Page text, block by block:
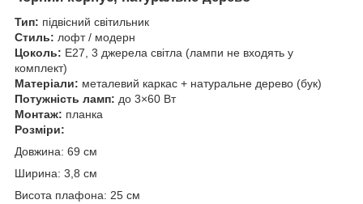
Тип: підвісний світильник
Стиль: лофт / модерн
Цоколь: E27, 3 джерела світла (лампи не входять у
комплект)
Матеріали: металевий каркас + натуральне дерево (бук)
Потужність ламп: до 3×60 Вт
Монтаж: планка
Розміри:
Довжина: 69 см
Ширина: 3,8 см
Висота плафона: 25 см